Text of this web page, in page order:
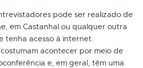
pode ser realizado de
em Castanhal ou qualquer outra
tenha acesso à internet.
acontecer por meio de
e, em geral, têm uma